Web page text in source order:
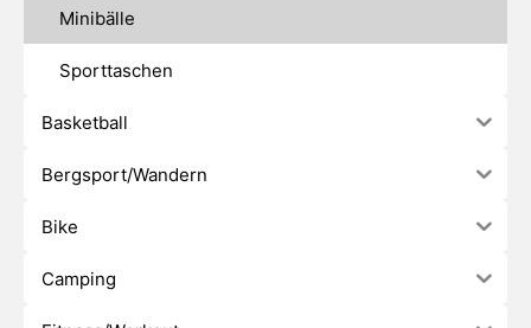
Minibälle
Sporttaschen
Basketball
Bergsport/Wandern
Bike
Camping